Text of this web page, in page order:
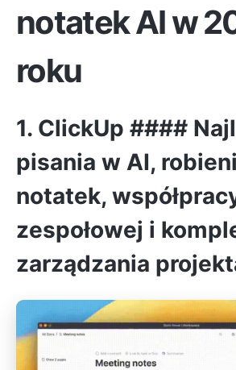
notatek AI w
roku
1. ClickUp ####
pisania w AI,
notatek,
zespołowej i
zarządzania